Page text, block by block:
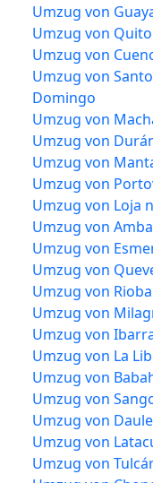
Umzug von
Umzug von
Umzug von
Umzug von
Domingo
Umzug von
Umzug von
Umzug von
Umzug von
Umzug von Loja
Umzug von
Umzug von
Umzug von
Umzug von
Umzug von
Umzug von
Umzug von La
Umzug von
Umzug von
Umzug von
Umzug von
Umzug von